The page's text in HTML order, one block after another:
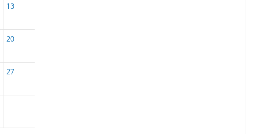
13
20
27